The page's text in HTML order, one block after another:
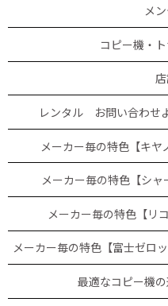
メ
コピー機・
レンタル お問い合わせ
メーカー毎の特色【キ
メーカー毎の特色【シ
メーカー毎の特色【リ
メーカー毎の特色【富士ゼロ
最適なコピー機